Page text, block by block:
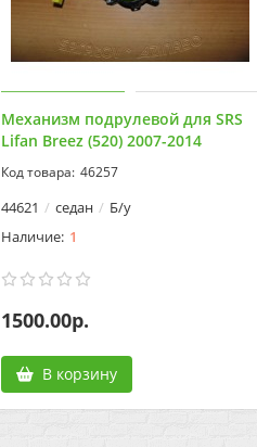
Механизм подрулевой для SRS
Lifan Breez (520) 2007-2014
46257
44621 седан Б/у
1
1500.00р.
В корзину